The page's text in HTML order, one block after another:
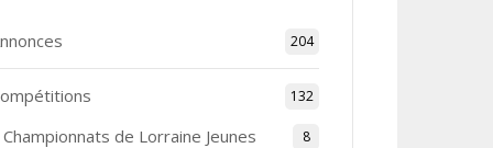
204
132
Championnats de Lorraine Jeunes 8